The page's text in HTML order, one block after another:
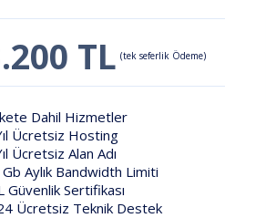
TL (tek seferlik Ödeme)
Dahil Hizmetler
Ücretsiz Hosting
Ücretsiz Alan Adı
Aylık Bandwidth Limiti
Güvenlik Sertifikası
Ücretsiz Teknik Destek